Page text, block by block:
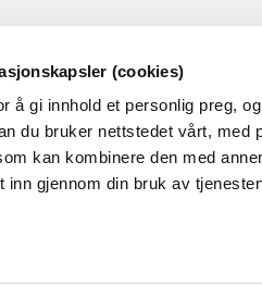
(cookies)
å gi innhold et personlig preg,
du bruker nettstedet vårt, med
kan kombinere den med
gjennom din bruk av